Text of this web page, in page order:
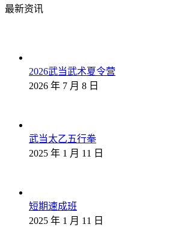
最新资讯
2026武当武术夏令营
2026 年 7 月 8 日
武当太乙五行拳
2025 年 1 月 11 日
短期速成班
2025 年 1 月 11 日